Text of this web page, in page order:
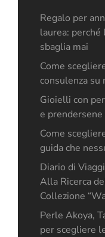
Regalo per
laurea: perché
sbaglia mai
Come
consulenza su
Gioielli con
e
Come
guida che
Diario di
Alla Ricerca
Collezione
Perle Akoya,
per scegliere